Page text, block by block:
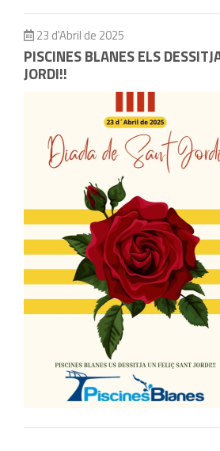
23 d'Abril de 2025
PISCINES BLANES ELS
JORDI!!